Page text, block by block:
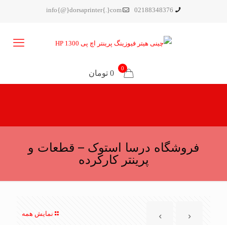
02188348376
info{@}dorsaprinter{.}com
0
0 تومان
فروشگاه درسا استوک – قطعات و
پرینتر کارکرده
نمایش همه